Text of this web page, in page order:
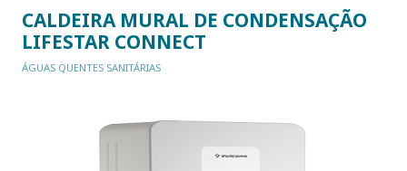
CALDEIRA MURAL DE CONDENSAÇÃO
LIFESTAR CONNECT
ÁGUAS QUENTES SANITÁRIAS